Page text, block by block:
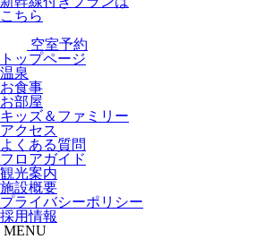
こちら
空室予約
トップページ
温泉
お食事
お部屋
キッズ＆ファミリー
アクセス
よくある質問
フロアガイド
観光案内
施設概要
プライバシーポリシー
採用情報
MENU